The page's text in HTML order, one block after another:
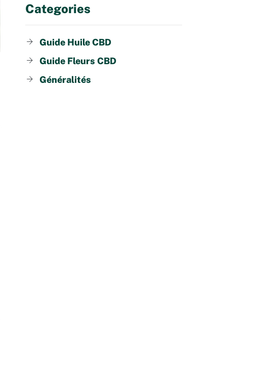
Categories
Guide Huile CBD
Guide Fleurs CBD
Généralités